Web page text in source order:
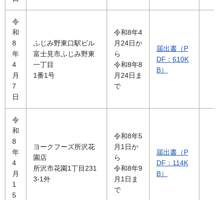
令
和
8
年
4
月
7
日
ふじみ野東口駅ビル
富士見市ふじみ野東
一丁目
1番1号
令和8年4
月24日か
ら
令和8年8
月24日ま
で
届出書（P
DF：610K
B）
令
和
8
年
4
月
1
5
ヨークフーズ所沢花
園店
所沢市花園1丁目231
3-1外
令和8年5
月1日か
ら
令和8年9
月1日ま
で
届出書（P
DF：114K
B）